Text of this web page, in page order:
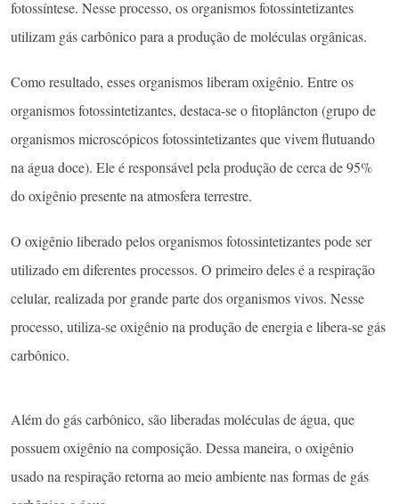
fotossíntese. Nesse processo, os organismos fotossintetizantes
utilizam gás carbônico para a produção de moléculas orgânicas.
Como resultado, esses organismos liberam oxigênio. Entre os
organismos fotossintetizantes, destaca-se o fitoplâncton (grupo de
organismos microscópicos fotossintetizantes que vivem flutuando
na água doce). Ele é responsável pela produção de cerca de 95%
do oxigênio presente na atmosfera terrestre.
O oxigênio liberado pelos organismos fotossintetizantes pode ser
utilizado em diferentes processos. O primeiro deles é a respiração
celular, realizada por grande parte dos organismos vivos. Nesse
processo, utiliza-se oxigênio na produção de energia e libera-se gás
carbônico.
Além do gás carbônico, são liberadas moléculas de água, que
possuem oxigênio na composição. Dessa maneira, o oxigênio
usado na respiração retorna ao meio ambiente nas formas de gás